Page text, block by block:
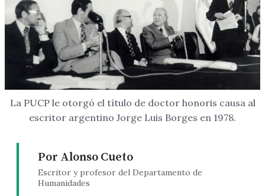
La PUCP le otorgó el título de doctor honoris causa al
escritor argentino Jorge Luis Borges en 1978.
Por Alonso Cueto
Escritor y profesor del Departamento de
Humanidades